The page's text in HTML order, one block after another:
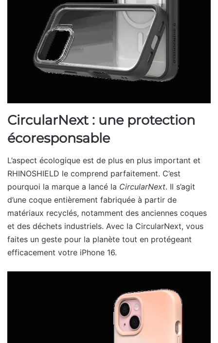
CircularNext : une protection
écoresponsable
L’aspect écologique est de plus en plus important et
RHINOSHIELD le comprend parfaitement. C’est
pourquoi la marque a lancé la CircularNext. Il s’agit
d’une coque entièrement fabriquée à partir de
matériaux recyclés, notamment des anciennes coques
et des déchets industriels. Avec la CircularNext, vous
faites un geste pour la planète tout en protégeant
efficacement votre iPhone 16.